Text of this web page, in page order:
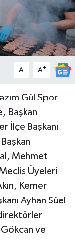
A- A+
Gül Spor
Başkan
İlçe Başkanı
Mehmet
Üyeleri
Kemer
Ayhan Süel
ve